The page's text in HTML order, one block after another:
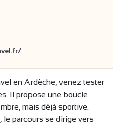
en Ardèche, venez tester
Il propose une boucle
mais déjà sportive.
parcours se dirige vers